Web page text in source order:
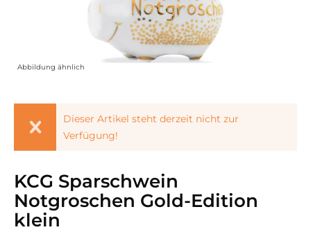
Abbildung ähnlich
Dieser Artikel steht derzeit nicht zur
Verfügung!
KCG Sparschwein
Notgroschen Gold-Edition
klein